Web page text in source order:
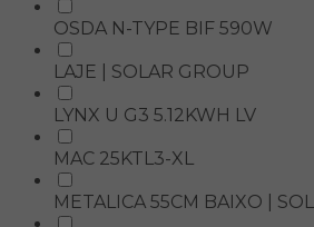
OSDA N-TYPE BIF 590W
LAJE | SOLAR GROUP
LYNX U G3 5.12KWH LV
MAC 25KTL3-XL
METALICA 55CM BAIXO |